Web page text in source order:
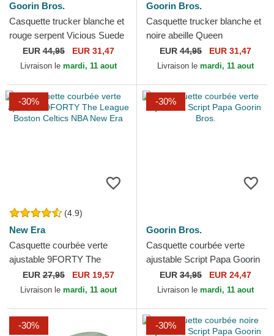
Goorin Bros.
Casquette trucker blanche et
rouge serpent Vicious Suede
Snake Suede Truckers The
Farm Goorin Bros.
EUR44,95 EUR 31,47
Livraison le mardi, 11 aout
Goorin Bros.
Casquette trucker blanche et
noire abeille Queen
Microsuede Bee The Farm
Goorin Bros.
EUR 44,95 EUR 31,47
Livraison le mardi, 11 aout
-30%
(4.9)
New Era
Casquette courbée verte
ajustable 9FORTY The
League Boston Celtics NBA
New Era
EUR27,95 EUR 19,57
Livraison le mardi, 11 aout
-30%
Goorin Bros.
Casquette courbée verte
ajustable Script Papa Goorin
Bros.EUR 34,95 EUR 24,47
Livraison le mardi, 11 aout
-30% -30%